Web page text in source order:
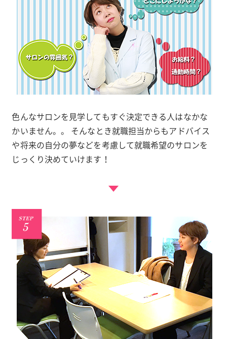
色んなサロンを見学してもすぐ決定できる人はなかな
かいません。。 そんなとき就職担当からもアドバイス
や将来の自分の夢などを考慮して就職希望のサロンを
じっくり決めていけます！